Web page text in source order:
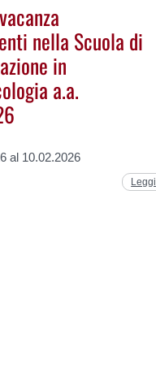
nella Scuola di
in
a.a.
al 10.02.2026
Leggi